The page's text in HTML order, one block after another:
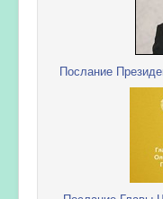
Послание